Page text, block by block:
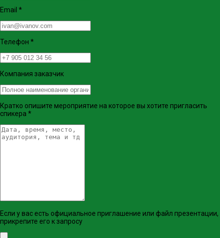
Email *
Телефон *
Компания заказчик
Кратко опишите мероприятие на которое вы хотите пригласить
спикера *
Если у вас есть официальное приглашение или файл презентации,
прикрепите его к запросу